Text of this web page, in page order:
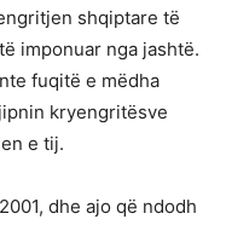
shqiptare të
imponuar nga jashtë.
fuqitë e mëdha
kryengritësve
e tij.
dhe ajo që ndodh